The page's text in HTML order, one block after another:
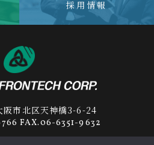
採用情報
阪市北区天神橋3-6-24
FAX.06-6351-9632